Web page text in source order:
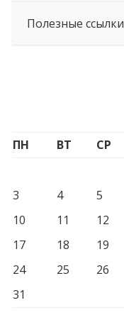
Полезные ссылки
ПН ВТ СР
3
4 5
10
11 12
17
18 19
24
25 26
31